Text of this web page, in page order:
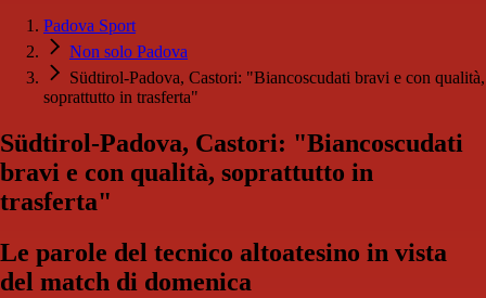
Padova Sport
Non solo Padova
Südtirol-Padova, Castori: "Biancoscudati bravi e con qualità,
soprattutto in trasferta"
Südtirol-Padova, Castori: "Biancoscudati
bravi e con qualità, soprattutto in
trasferta"
Le parole del tecnico altoatesino in vista
del match di domenica